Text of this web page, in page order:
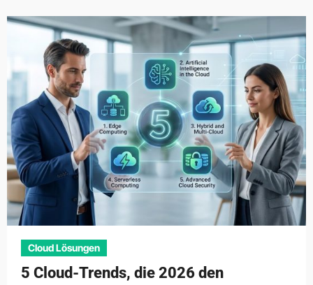
Cloud Lösungen
5 Cloud-Trends, die 2026 den